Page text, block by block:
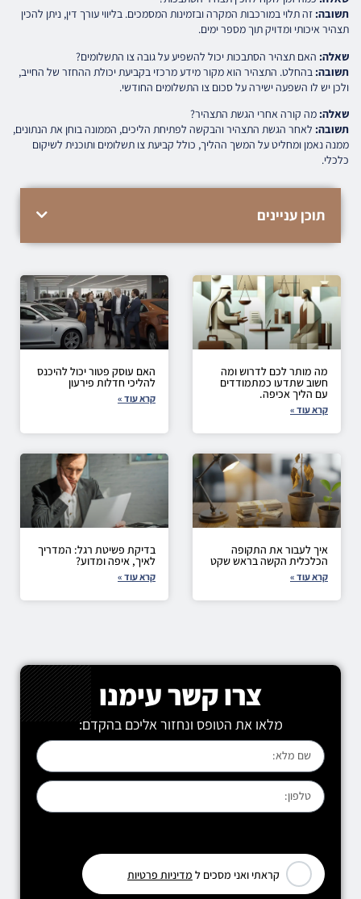
תשובה: זה תלוי במורכבות המקרה ובזמינות המסמכים. בליווי עורך דין, ניתן להכין
תצהיר איכותי ומדויק תוך מספר ימים.
שאלה: האם תצהיר הסתבכות יכול להשפיע על גובה צו התשלומים?
תשובה: בהחלט. התצהיר הוא מקור מידע מרכזי בקביעת יכולת ההחזר של החייב,
ולכן יש לו השפעה ישירה על סכום צו התשלומים החודשי.
שאלה: מה קורה אחרי הגשת התצהיר?
תשובה: לאחר הגשת התצהיר והבקשה לפתיחת הליכים, הממונה בוחן את הנתונים,
ממנה נאמן ומחליט על המשך ההליך, כולל קביעת צו תשלומים ותוכנית לשיקום
כלכלי.
תוכן עניינים
מה מותר לכם לדרוש ומה
חשוב שתדעו כמתמודדים
עם הליך אכיפה.
קרא עוד »
האם עוסק פטור יכול להיכנס
להליכי חדלות פירעון
קרא עוד »
איך לעבור את התקופה
הכלכלית הקשה בראש שקט
קרא עוד »
בדיקת פשיטת רגל: המדריך
לאיך, איפה ומדוע?
קרא עוד »
צרו קשר עימנו
מלאו את הטופס ונחזור אליכם בהקדם:
קראתי ואני מסכים ל מדיניות פרטיות